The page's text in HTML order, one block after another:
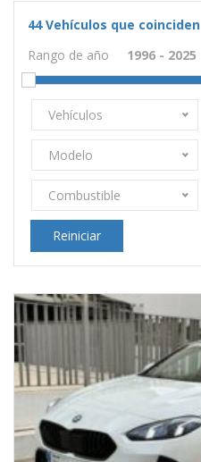
44 Vehículos que coinciden
Rango de año
Vehículos
Modelo
Combustible
Reiniciar